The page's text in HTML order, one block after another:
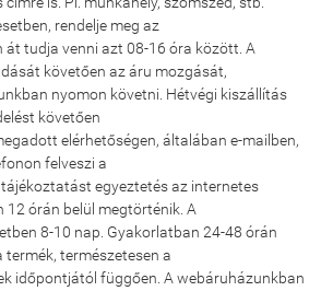
rendelje meg az
tudja venni azt 08-16 óra között. A
követően az áru mozgását,
nyomon követni. Hétvégi kiszállítás
követően
elérhetőségen, általában e-mailben,
felveszi a
egyeztetés az internetes
12 órán belül megtörténik. A
8-10 nap. Gyakorlatban 24-48 órán
termék, természetesen a
időpontjától függően. A webáruházunkban